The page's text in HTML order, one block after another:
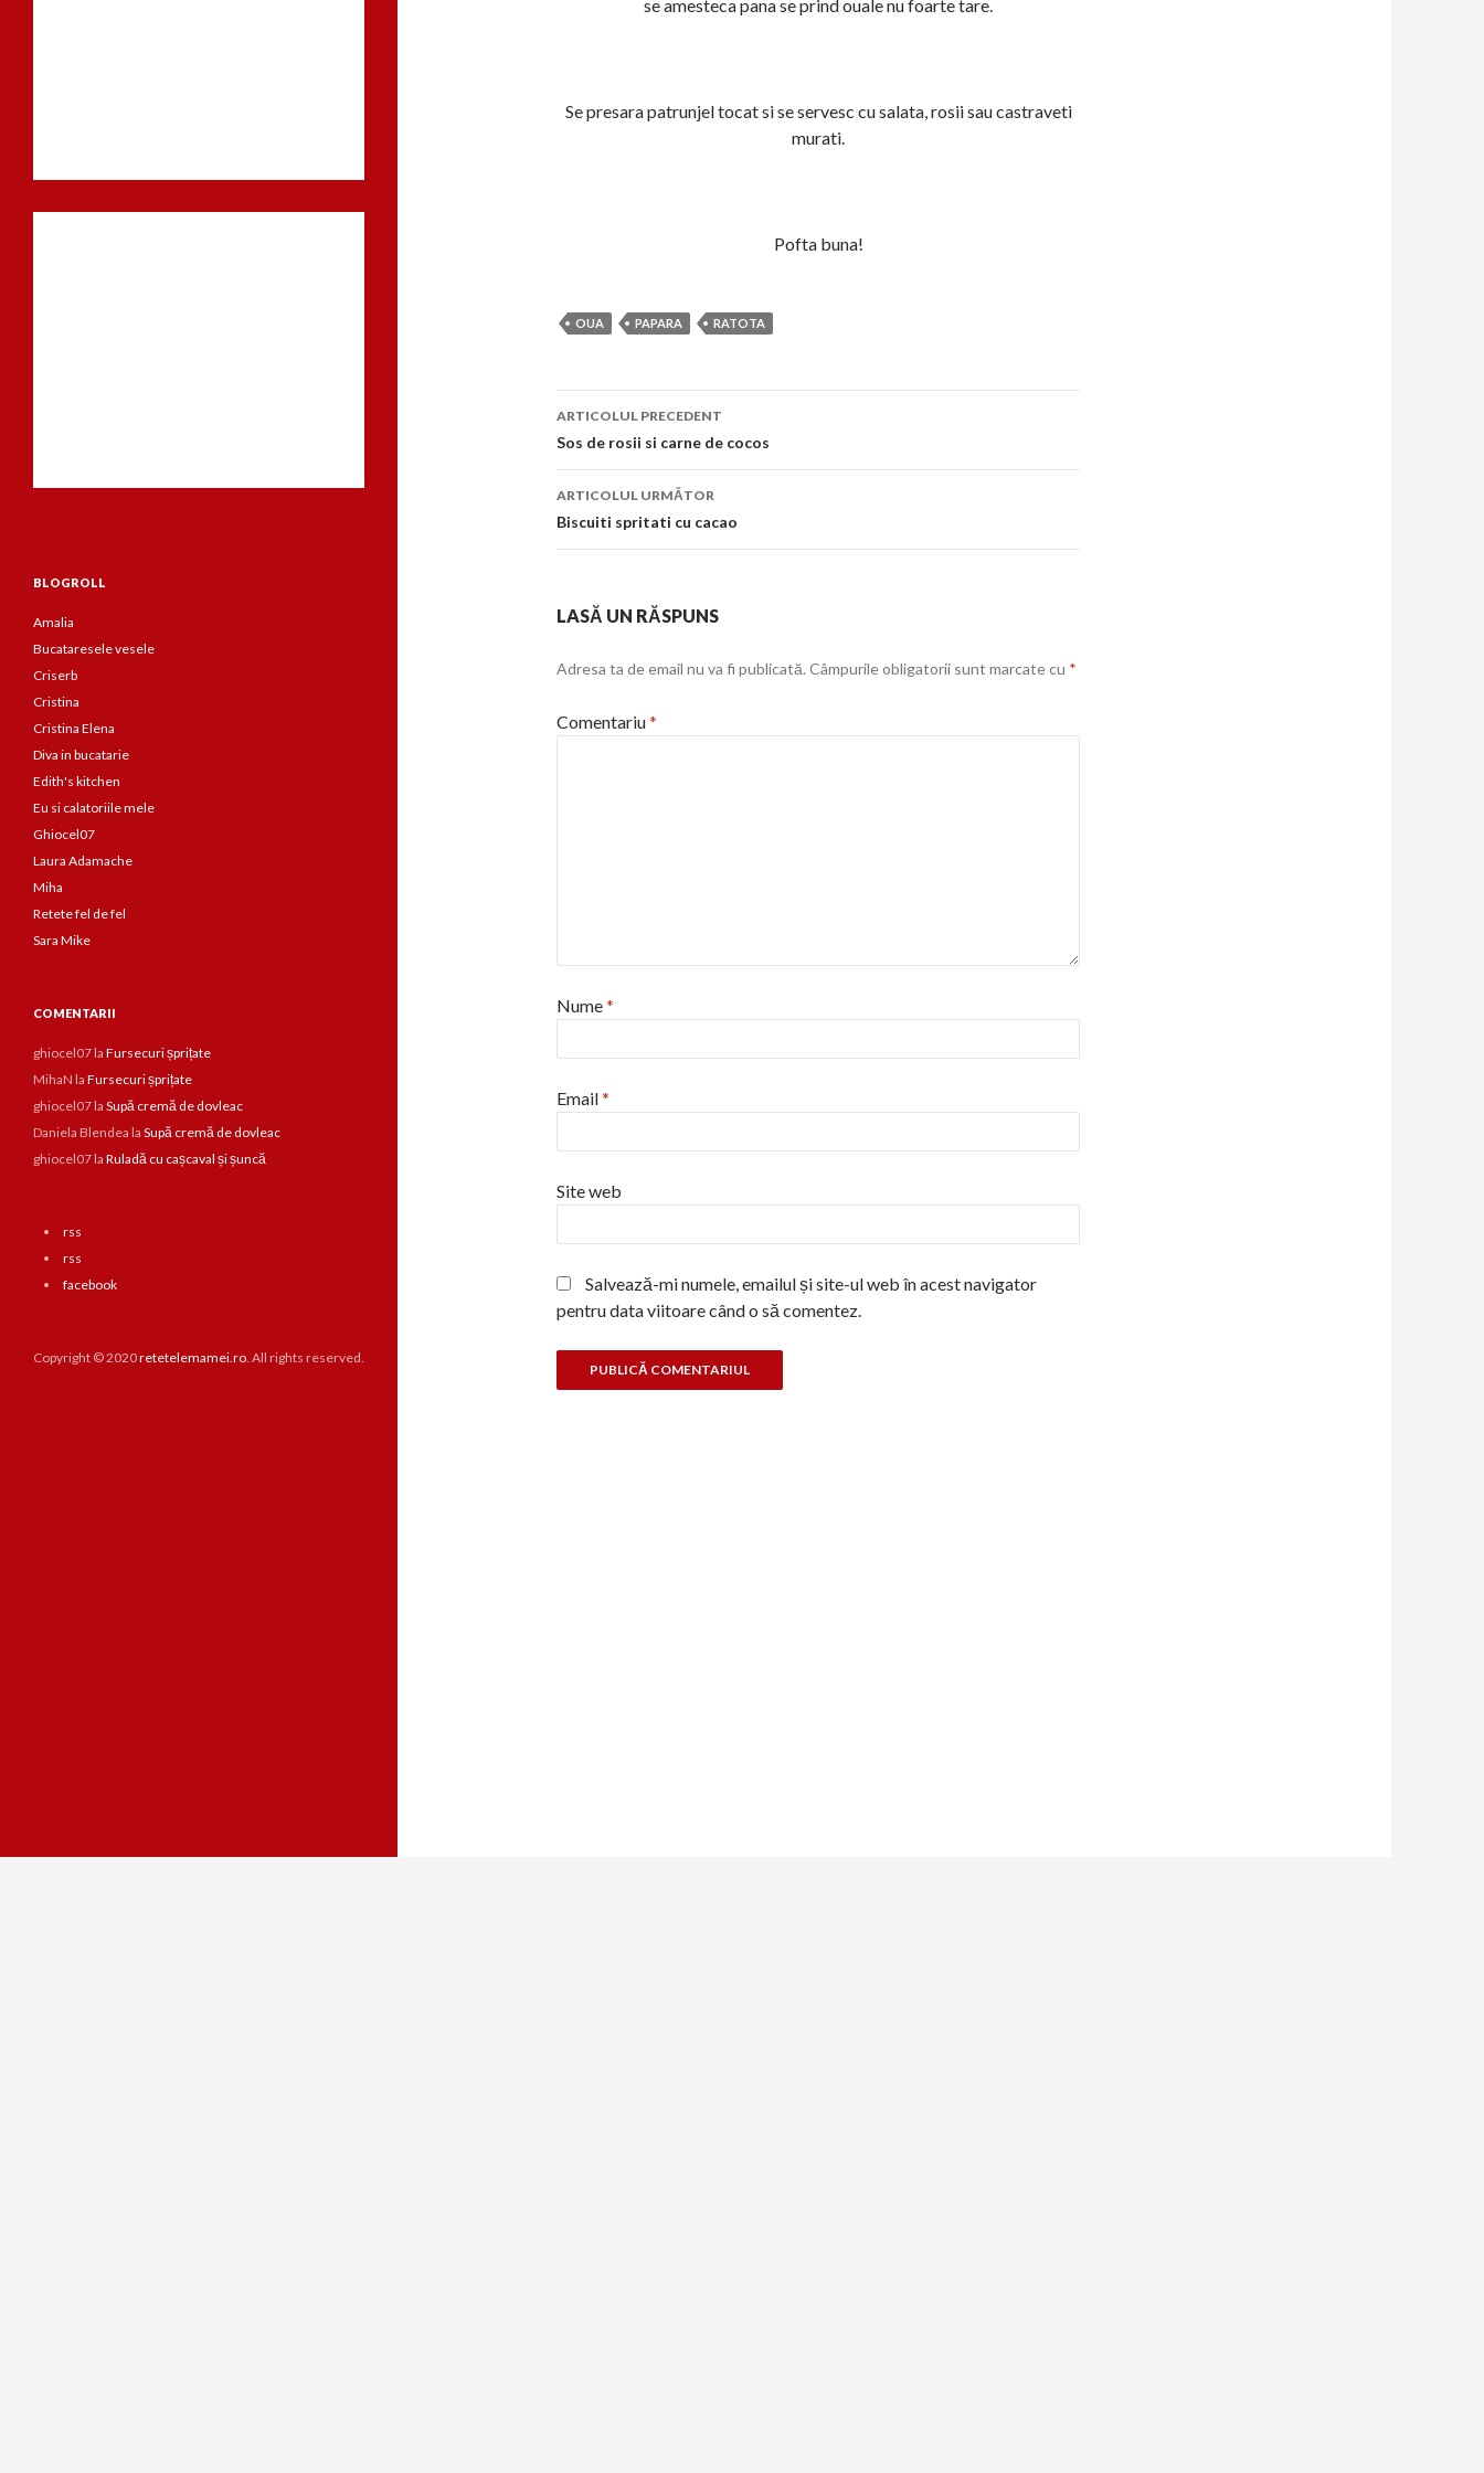
se amesteca pana se prind ouale nu foarte tare.
Se presara patrunjel tocat si se servesc cu salata, rosii sau castraveti
murati.
Pofta buna!
OUA PAPARA RATOTA
Navigare
în
articol
ARTICOLUL PRECEDENT
Sos de rosii si carne de cocos
ARTICOLUL URMĂTOR
Biscuiti spritati cu cacao
LASĂ UN RĂSPUNS
Adresa ta de email nu va fi publicată. Câmpurile obligatorii sunt marcate cu *
Comentariu*
Nume*
Email*
Site web
Salvează-mi numele, emailul și site-ul web în acest navigator
pentru data viitoare când o să comentez.
BLOGROLL
Amalia
Bucataresele vesele
Criserb
Cristina
Cristina Elena
Diva in bucatarie
Edith's kitchen
Eu si calatoriile mele
Ghiocel07
Laura Adamache
Miha
Retete fel de fel
Sara Mike
COMENTARII
ghiocel07la Fursecuri șprițate
MihaN la Fursecuri șprițate
ghiocel07la Supă cremă de dovleac
Daniela Blendea la Supă cremă de dovleac
ghiocel07la Ruladă cu cașcaval și șuncă
rss
rss
facebook
Copyright © 2020retetelemamei.ro. All rights reserved.